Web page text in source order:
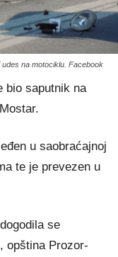
udes na motociklu. Facebook
bio saputnik na
u saobraćajnoj
te je prevezen u
se
opština Prozor-